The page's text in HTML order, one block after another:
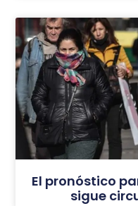
El pronóstico
sigue